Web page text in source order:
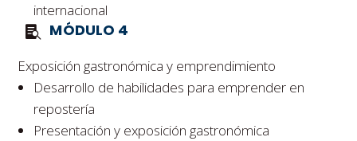
internacional
MÓDULO 4
Exposición gastronómica y emprendimiento
Desarrollo de habilidades para emprender en
repostería
Presentación y exposición gastronómica